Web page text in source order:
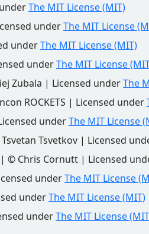
The MIT License (MIT)
underThe MIT License
underThe MIT License (MIT)
underThe MIT License
Zubala | Licensed underThe
ROCKETS | Licensed under
underThe MIT License
Tsvetkov | Licensed
| © Chris Cornutt | Licensed
underThe MIT License
underThe MIT License (MIT)
underThe MIT License